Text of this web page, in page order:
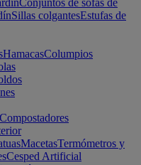
Conjuntos de sofás de
Sillas colgantesEstufas de
HamacasColumpios
Compostadores
MacetasTermómetros y
Cesped Artificial